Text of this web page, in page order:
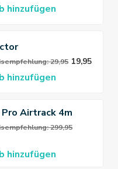
hinzufügen
29,95 19,95
hinzufügen
Airtrack 4m
299,95
hinzufügen